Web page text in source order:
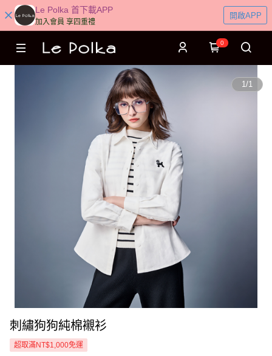
Le Polka 首下載APP
加入會員 享四重禮
開啟APP
0
1/1
刺繡狗狗純棉襯衫
超取滿NT$1,000免運